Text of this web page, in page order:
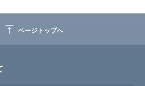
vertical_align_top ページトップへ